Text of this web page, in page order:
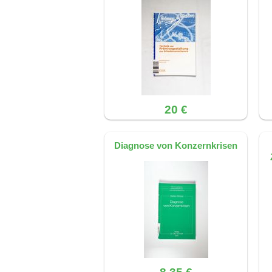
20 €
Diagnose von Konzernkrisen